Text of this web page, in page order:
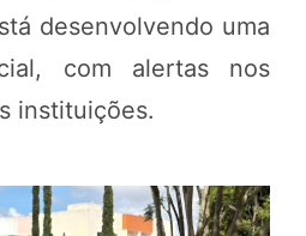
desenvolvendo uma
com alertas nos
instituições.